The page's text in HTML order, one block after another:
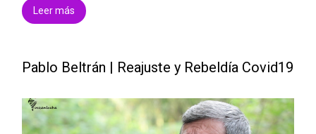
Leer más
Pablo Beltrán | Reajuste y Rebeldía Covid19